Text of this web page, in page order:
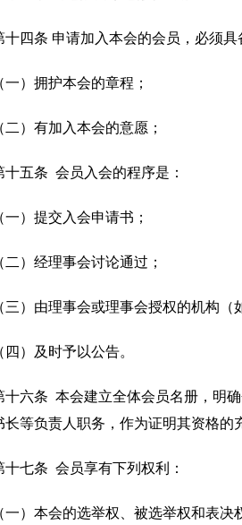
十四条 申请加入本会的会员，必须具
一）拥护本会的章程；
二）有加入本会的意愿；
十五条 会员入会的程序是：
一）提交入会申请书；
二）经理事会讨论通过；
三）由理事会或理事会授权的机构
四）及时予以公告。
十六条 本会建立全体会员名册，明
长等负责人职务，作为证明其资格的
十七条 会员享有下列权利：
一）本会的选举权、被选举权和表决